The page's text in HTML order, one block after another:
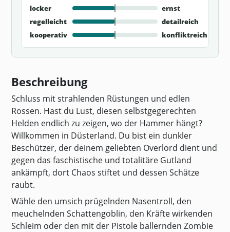
locker
ernst
regelleicht
detailreich
kooperativ
konfliktreich
Beschreibung
Schluss mit strahlenden Rüstungen und edlen
Rossen. Hast du Lust, diesen selbstgegerechten
Helden endlich zu zeigen, wo der Hammer hängt?
Willkommen in Düsterland. Du bist ein dunkler
Beschützer, der deinem geliebten Overlord dient und
gegen das faschistische und totalitäre Gutland
ankämpft, dort Chaos stiftet und dessen Schätze
raubt.
Wähle den umsich prügelnden Nasentroll, den
meuchelnden Schattengoblin, den Kräfte wirkenden
Schleim oder den mit der Pistole ballernden Zombie